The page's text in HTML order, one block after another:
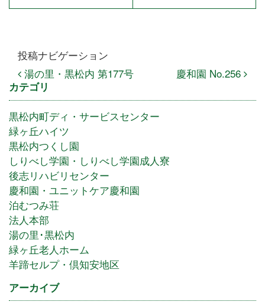
投稿ナビゲーション
湯の里・黒松内 第177号
慶和園 No.256
カテゴリ
黒松内町ディ・サービスセンター
緑ヶ丘ハイツ
黒松内つくし園
しりべし学園・しりべし学園成人寮
後志リハビリセンター
慶和園・ユニットケア慶和園
泊むつみ荘
法人本部
湯の里･黒松内
緑ヶ丘老人ホーム
羊蹄セルプ・倶知安地区
アーカイブ